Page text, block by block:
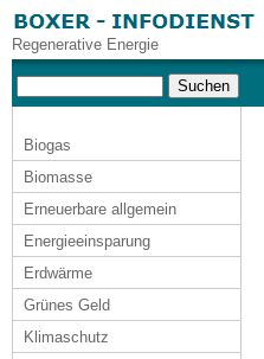
Regenerative Energie
Biogas
Biomasse
Erneuerbare allgemein
Energieeinsparung
Erdwärme
Grünes Geld
Klimaschutz